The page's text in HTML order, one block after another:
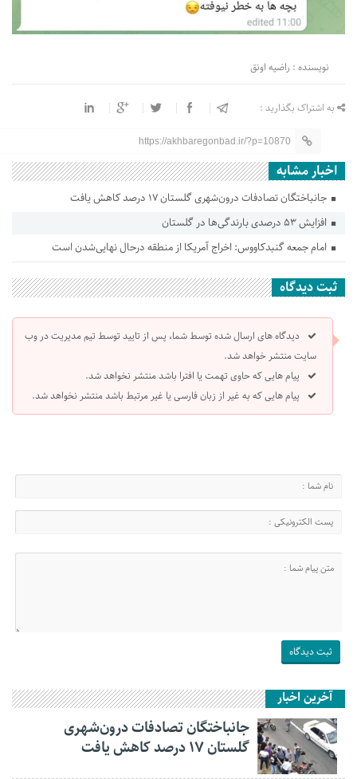
نویسنده : راضیه اونق
به اشتراک بگذارید :
https://akhbaregonbad.ir/?p=10870
اخبار مشابه
جانباختگان تصادفات درون‌شهری گلستان ۱۷ درصد کاهش یافت
افزایش ۵۳ درصدی بارندگی‌ها در گلستان
امام جمعه گنبدکاووس: اخراج آمریکا از منطقه درحال نهایی‌شدن است
ثبت دیدگاه
دیدگاه های ارسال شده توسط شما، پس از تایید توسط تیم مدیریت در وب
سایت منتشر خواهد شد.
پیام هایی که حاوی تهمت یا افترا باشد منتشر نخواهد شد.
پیام هایی که به غیر از زبان فارسی یا غیر مرتبط باشد منتشر نخواهد شد.
آخرین اخبار
جانباختگان تصادفات درون‌شهری
گلستان ۱۷ درصد کاهش یافت